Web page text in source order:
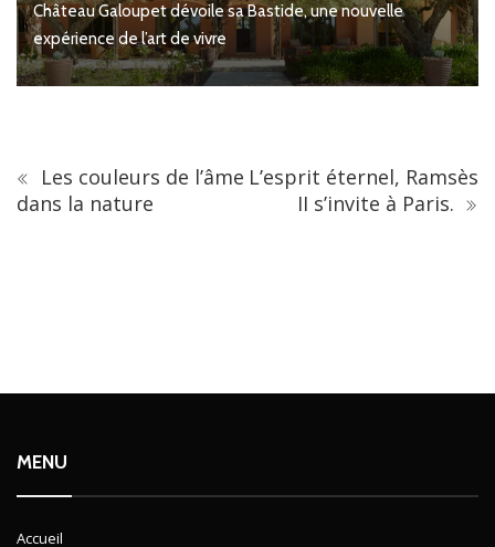
Château Galoupet dévoile sa Bastide, une nouvelle
expérience de l’art de vivre
Les couleurs de l’âme
dans la nature
L’esprit éternel, Ramsès
II s’invite à Paris.
MENU
Accueil